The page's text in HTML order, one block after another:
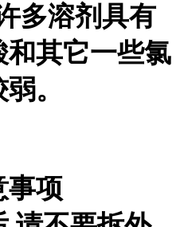
多溶剂具有
其它一些氯
。
事项